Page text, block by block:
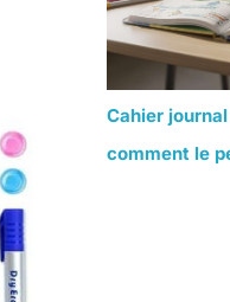
Cahier
comment le